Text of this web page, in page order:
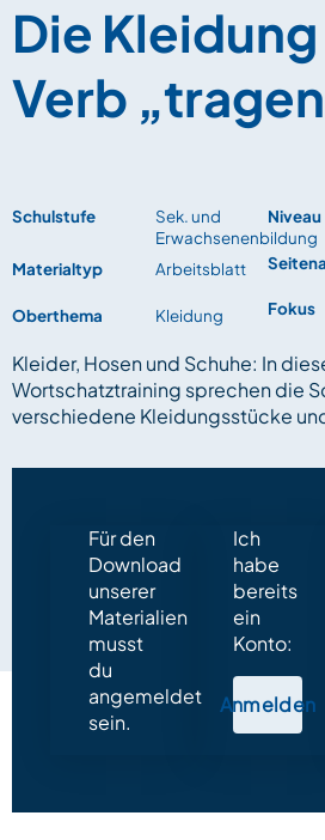
Die Kleidung
Verb
Schulstufe
Sek. und
Erwachsenenbildung
Materialtyp
Arbeitsblatt
Oberthema Kleidung
Niveau
Fokus
Kleider, Hosen und Schuhe: In
Wortschatztraining sprechen die
verschiedene Kleidungsstücke
Für den
Download
unserer
Materialien
musst
du
angemeldet
sein.
Ich
habe
bereits
ein
Konto:
Anmelden